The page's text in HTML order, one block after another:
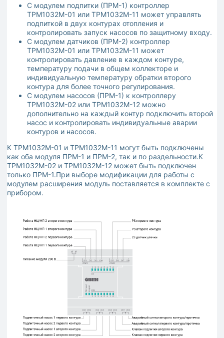
С модулем подпитки (ПРМ-1) контроллер
ТРМ1032М-01 или ТРМ1032М-11 может управлять
подпиткой в двух контурах отопления и
контролировать запуск насосов по защитному входу.
С модулем датчиков (ПРМ-2) контроллер
ТРМ1032М-01 или ТРМ1032М-11 может
контролировать давление в каждом контуре,
температуру подачи в общем коллекторе и
индивидуальную температуру обратки второго
контура для более точного регулирования.
С модулем насосов (ПРМ-1) к контроллеру
ТРМ1032М-02 или ТРМ1032М-12 можно
дополнительно на каждый контур подключить второй
насос и контролировать индивидуальные аварии
контуров и насосов.
К ТРМ1032М-01 и ТРМ1032М-11 могут быть подключены
как оба модуля ПРМ-1 и ПРМ-2, так и по раздельности.К
ТРМ1032М-02 и ТРМ1032М-12 может быть подключен
только ПРМ-1.При выборе модификации для работы с
модулем расширения модуль поставляется в комплекте с
прибором.